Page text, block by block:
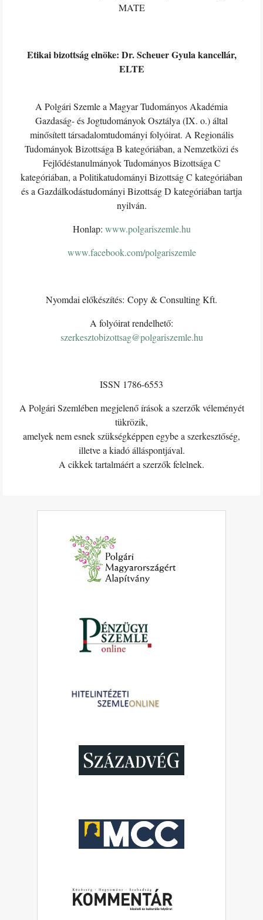
MATE
Etikai bizottság elnöke: Dr. Scheuer Gyula kancellár,
ELTE
A Polgári Szemle a Magyar Tudományos Akadémia
Gazdaság- és Jogtudományok Osztálya (IX. o.) által
minősített társadalomtudományi folyóirat. A Regionális
Tudományok Bizottsága B kategóriában, a Nemzetközi és
Fejlődéstanulmányok Tudományos Bizottsága C
kategóriában, a Politikatudományi Bizottság C kategóriában
és a Gazdálkodástudományi Bizottság D kategóriában tartja
nyilván.
Honlap: www.polgariszemle.hu
www.facebook.com/polgariszemle
Nyomdai előkészítés: Copy & Consulting Kft.
A folyóirat rendelhető:
szerkesztobizottsag@polgariszemle.hu
ISSN 1786-6553
A Polgári Szemlében megjelenő írások a szerzők véleményét
tükrözik,
amelyek nem esnek szükségképpen egybe a szerkesztőség,
illetve a kiadó álláspontjával.
A cikkek tartalmáért a szerzők felelnek.